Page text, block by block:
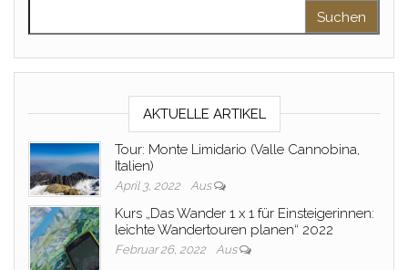
AKTUELLE ARTIKEL
Tour: Monte Limidario (Valle Cannobina,
Italien)
April 3, 2022 Aus
Kurs „Das Wander 1 x 1 für Einsteigerinnen:
leichte Wandertouren planen“ 2022
Februar 26, 2022 Aus